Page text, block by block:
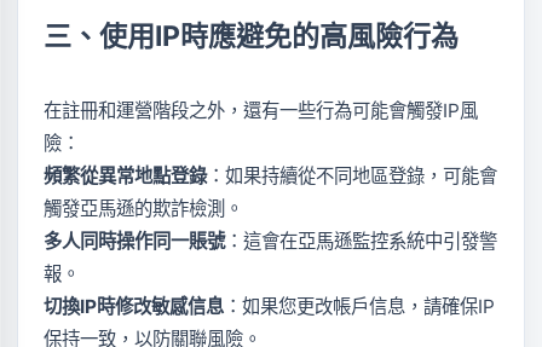
三、使用IP時應避免的高風險行為
在註冊和運營階段之外，還有一些行為可能會觸發IP風
險：
頻繁從異常地點登錄：如果持續從不同地區登錄，可能會
觸發亞馬遜的欺詐檢測。
多人同時操作同一賬號：這會在亞馬遜監控系統中引發警
報。
切換IP時修改敏感信息 ：如果您更改帳戶信息，請確保IP
保持一致，以防關聯風險。